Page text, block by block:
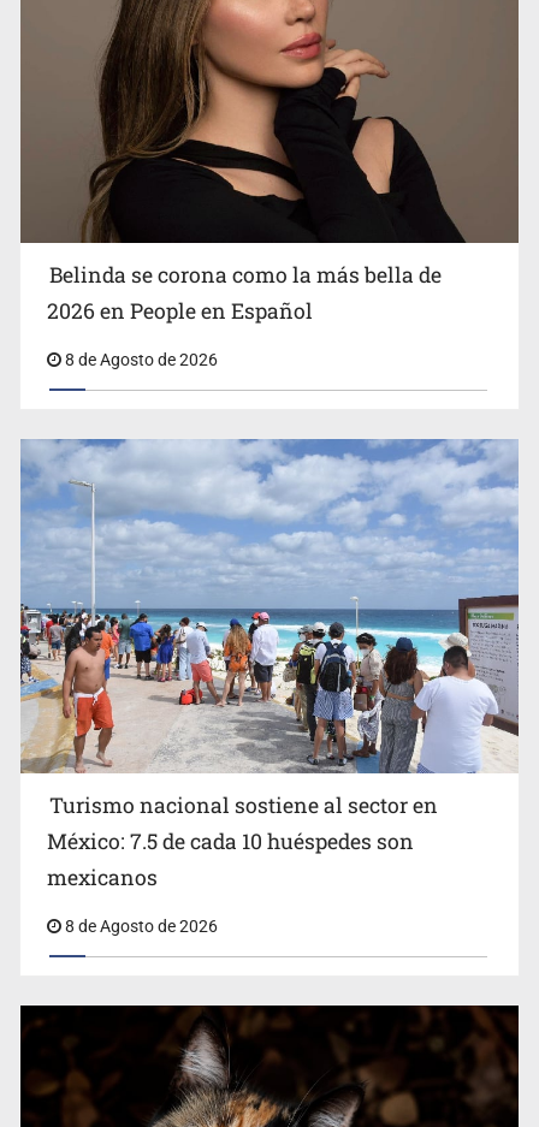
Ciclosporiasis no representa un riesgo epidemiológico
masivo
EU reanudará este sábado inspecciones de aguacate en
Michoacán
Belinda se corona como la más bella de 2026 en People
Belinda se corona como la más bella de
2026 en People en Español
8 de Agosto de 2026
Turismo nacional sostiene al sector en
México: 7.5 de cada 10 huéspedes son
mexicanos
8 de Agosto de 2026